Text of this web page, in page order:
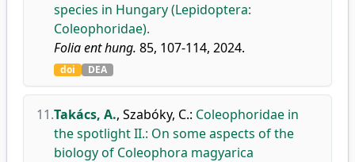
species in Hungary (Lepidoptera:
Coleophoridae).
Folia ent hung. 85, 107-114, 2024.
doi DEA
11.Takács, A., Szabóky, C.: Coleophoridae in
the spotlight II.: On some aspects of the
biology of Coleophora magyarica